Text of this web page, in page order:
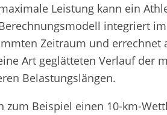
Leistung kann ein
integriert
Zeitraum und errechnet
Art geglätteten Verlauf der
Belastungslängen.
zum Beispiel einen 10-km-